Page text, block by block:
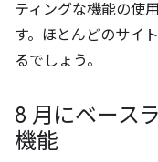
ティングな機能の使
す。ほとんどのサイ
るでしょう。
8 月にベース
機能